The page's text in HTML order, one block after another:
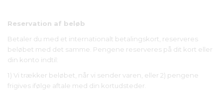
Reservation af beløb
Betaler du med et internationalt betalingskort, reserveres
beløbet med det samme. Pengene reserveres på dit kort eller
din konto indtil:
1) Vi trækker beløbet, når vi sender varen, eller 2) pengene
frigives ifølge aftale med din kortudsteder.